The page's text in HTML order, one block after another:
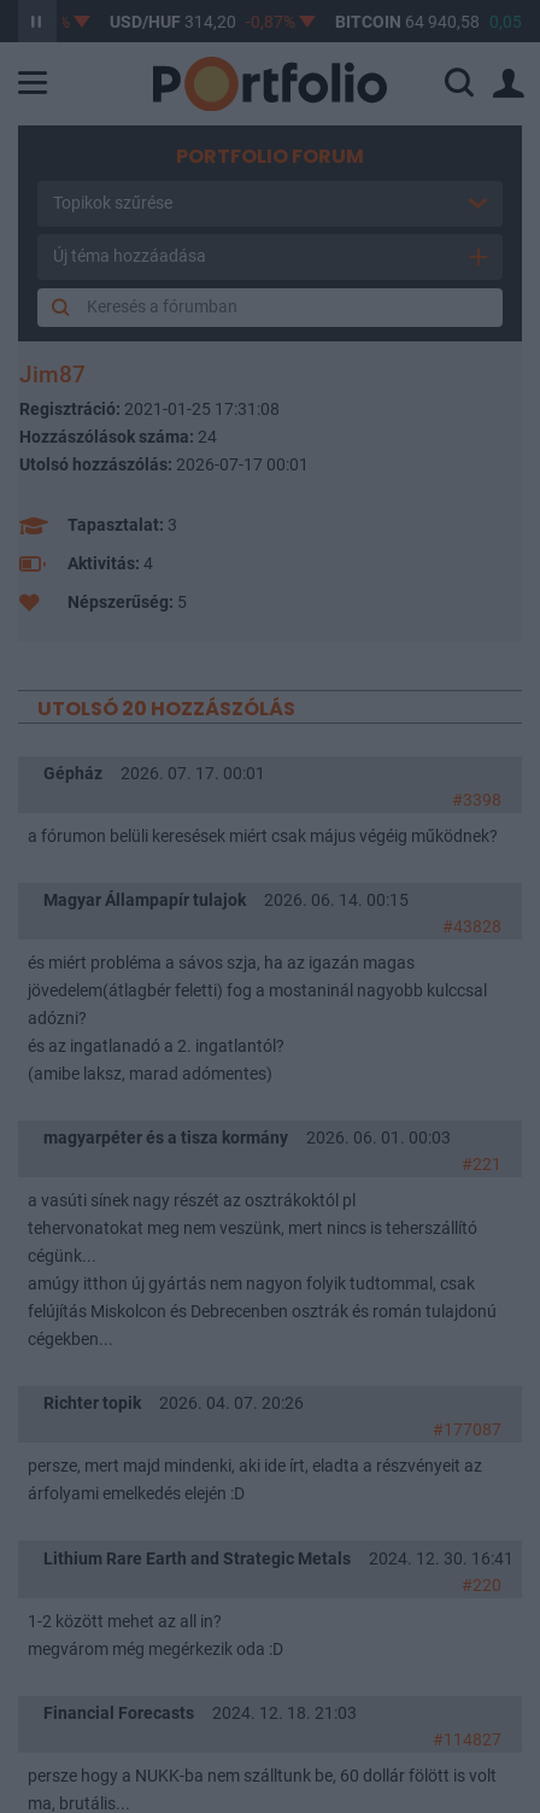
-0,61% USD/HUF314,20 -0,87% BITCOIN64 940,58 0,05%
PORTFOLIO FORUM
Topikok szűrése
Új téma hozzáadása
Jim87
Regisztráció: 2021-01-25 17:31:08
Hozzászólások száma: 24
Utolsó hozzászólás: 2026-07-17 00:01
Tapasztalat: 3
Aktivitás: 4
Népszerűség: 5
UTOLSÓ 20 HOZZÁSZÓLÁS
Gépház
2026. 07. 17. 00:01
#3398
a fórumon belüli keresések miért csak május végéig működnek?
Magyar Állampapír tulajok
2026. 06. 14. 00:15
#43828
és miért probléma a sávos szja, ha az igazán magas
jövedelem(átlagbér feletti) fog a mostaninál nagyobb kulccsal
adózni?
és az ingatlanadó a 2. ingatlantól?
(amibe laksz, marad adómentes)
magyarpéter és a tisza kormány
2026. 06. 01. 00:03
#221
a vasúti sínek nagy részét az osztrákoktól pl
tehervonatokat meg nem veszünk, mert nincs is teherszállító
cégünk...
amúgy itthon új gyártás nem nagyon folyik tudtommal, csak
felújítás Miskolcon és Debrecenben osztrák és román tulajdonú
cégekben...
Richter topik
2026. 04. 07. 20:26
#177087
persze, mert majd mindenki, aki ide írt, eladta a részvényeit az
árfolyami emelkedés elején :D
Lithium Rare Earth and Strategic Metals
2024. 12. 30. 16:41
#220
1-2 között mehet az all in?
megvárom még megérkezik oda :D
Financial Forecasts
2024. 12. 18. 21:03
#114827
persze hogy a NUKK-ba nem szálltunk be, 60 dollár fölött is volt
ma, brutális...